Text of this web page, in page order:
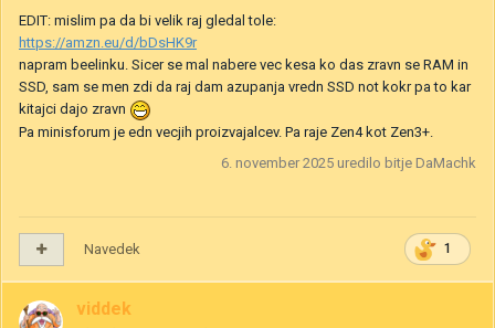
EDIT: mislim pa da bi velik raj gledal tole:
https://amzn.eu/d/bDsHK9r
napram beelinku. Sicer se mal nabere vec kesa ko das zravn se RAM in
SSD, sam se men zdi da raj dam azupanja vredn SSD not kokr pa to kar
kitajci dajo zravn
Pa minisforum je edn vecjih proizvajalcev. Pa raje Zen4 kot Zen3+.
6. november 2025 uredilo bitje DaMachk
1
Navedek
viddek